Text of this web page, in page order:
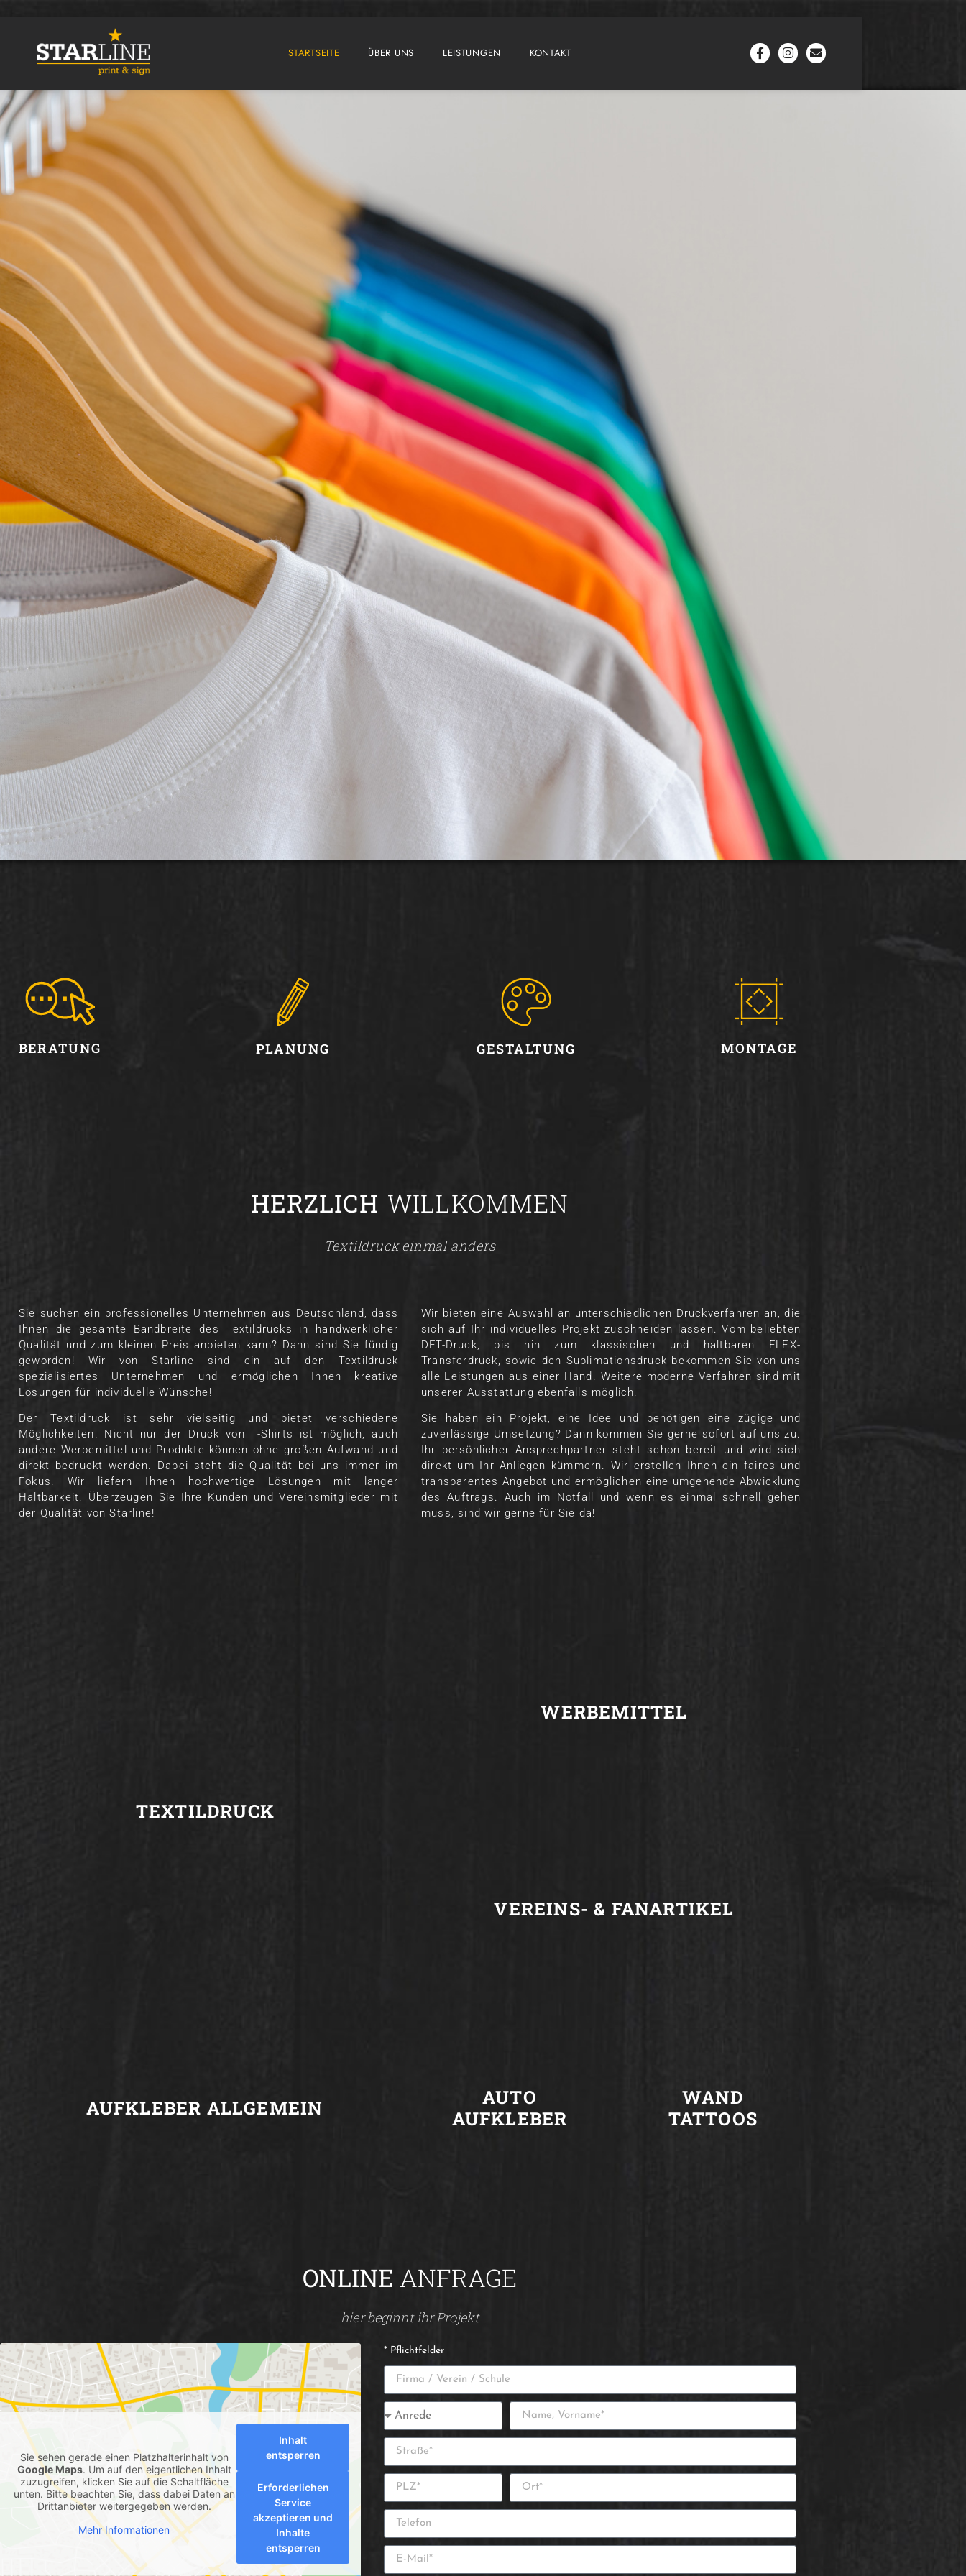
STARTSEITE ÜBER UNS LEISTUNGEN KONTAKT
BERATUNG PLANUNG GESTALTUNG MONTAGE
HERZLICH WILLKOMMEN
Textildruck einmal anders
Sie suchen ein professionelles Unternehmen aus Deutschland, dass
Ihnen die gesamte Bandbreite des Textildrucks in handwerklicher
Qualität und zum kleinen Preis anbieten kann? Dann sind Sie fündig
geworden! Wir von Starline sind ein auf den Textildruck
spezialisiertes Unternehmen und ermöglichen Ihnen kreative
Lösungen für individuelle Wünsche!
Der Textildruck ist sehr vielseitig und bietet verschiedene
Möglichkeiten. Nicht nur der Druck von T-Shirts ist möglich, auch
andere Werbemittel und Produkte können ohne großen Aufwand und
direkt bedruckt werden. Dabei steht die Qualität bei uns immer im
Fokus. Wir liefern Ihnen hochwertige Lösungen mit langer
Haltbarkeit. Überzeugen Sie Ihre Kunden und Vereinsmitglieder mit
der Qualität von Starline!
Wir bieten eine Auswahl an unterschiedlichen Druckverfahren an, die
sich auf Ihr individuelles Projekt zuschneiden lassen. Vom beliebten
DFT-Druck, bis hin zum klassischen und haltbaren FLEX-
Transferdruck, sowie den Sublimationsdruck bekommen Sie von uns
alle Leistungen aus einer Hand. Weitere moderne Verfahren sind mit
unserer Ausstattung ebenfalls möglich.
Sie haben ein Projekt, eine Idee und benötigen eine zügige und
zuverlässige Umsetzung? Dann kommen Sie gerne sofort auf uns zu.
Ihr persönlicher Ansprechpartner steht schon bereit und wird sich
direkt um Ihr Anliegen kümmern. Wir erstellen Ihnen ein faires und
transparentes Angebot und ermöglichen eine umgehende Abwicklung
des Auftrags. Auch im Notfall und wenn es einmal schnell gehen
muss, sind wir gerne für Sie da!
TEXTILDRUCK
WERBE­MITTEL
VEREINS- & FANARTIKEL
AUFKLEBER ALLGEMEIN
AUTO
AUFKLEBER
WAND
TATTOOS
ONLINE ANFRAGE
hier beginnt ihr Projekt
Sie sehen gerade einen Platzhalterinhalt von
Google Maps. Um auf den eigentlichen Inhalt
zuzugreifen, klicken Sie auf die Schaltfläche
unten. Bitte beachten Sie, dass dabei Daten an
Drittanbieter weitergegeben werden.
Mehr Informationen
Inhalt
entsperren
Erforderlichen
Service
akzeptieren und
Inhalte
entsperren
* Pflichtfelder